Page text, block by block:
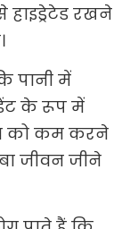
हाइड्रेटेड रखने
पानी में
के रूप में
को कम करने
जीवन जीने